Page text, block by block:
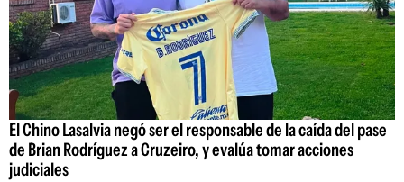
El Chino Lasalvia negó ser el responsable de la caída del pase
de Brian Rodríguez a Cruzeiro, y evalúa tomar acciones
judiciales